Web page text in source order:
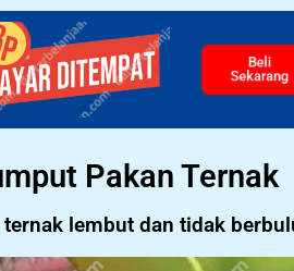
Beli
Sekarang
Pakan Ternak
lembut dan tidak